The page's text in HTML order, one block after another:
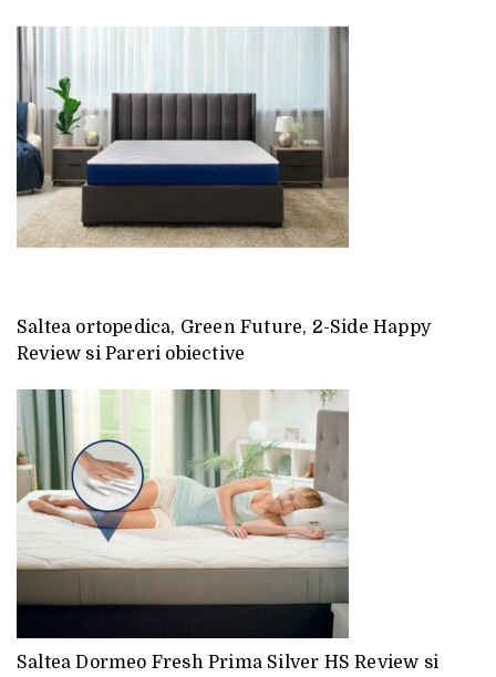
Saltea ortopedica, Green Future, 2-Side Happy
Review si Pareri obiective
Saltea Dormeo Fresh Prima Silver HS Review si